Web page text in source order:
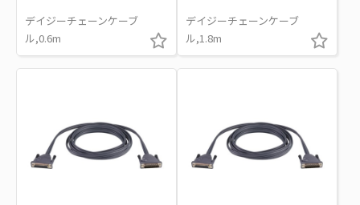
デイジーチェーンケーブ
ル,0.6m
デイジーチェーンケーブ
ル,1.8m